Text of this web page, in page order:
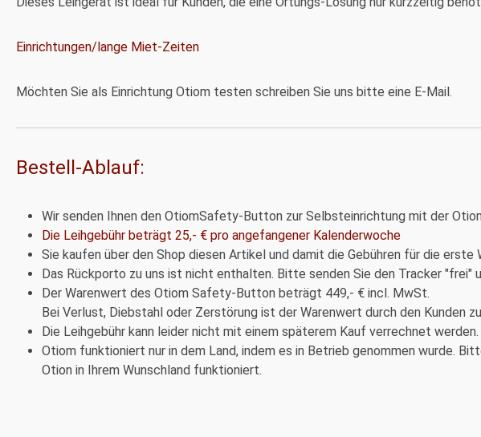
Einrichtungen/lange Miet-Zeiten
Möchten Sie als Einrichtung Otiom testen schreiben Sie uns bitte eine E-Mail.
Bestell-Ablauf:
Wir senden Ihnen den OtiomSafety-Button zur Selbsteinrichtung mit der
Die Leihgebühr beträgt 25,- € pro angefangener Kalenderwoche
Sie kaufen über den Shop diesen Artikel und damit die Gebühren für die
Das Rückporto zu uns ist nicht enthalten. Bitte senden Sie den Tracker "frei"
Der Warenwert des Otiom Safety-Button beträgt 449,- € incl. MwSt.
Bei Verlust, Diebstahl oder Zerstörung ist der Warenwert durch den Kunden
Die Leihgebühr kann leider nicht mit einem späterem Kauf verrechnet werden.
Otiom funktioniert nur in dem Land, indem es in Betrieb genommen wurde.
Otion in Ihrem Wunschland funktioniert.